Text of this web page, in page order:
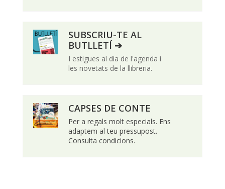
SUBSCRIU-TE AL
BUTLLETÍ ➔
I estigues al dia de l'agenda i
les novetats de la llibreria.
CAPSES DE CONTE
Per a regals molt especials. Ens
adaptem al teu pressupost.
Consulta condicions.